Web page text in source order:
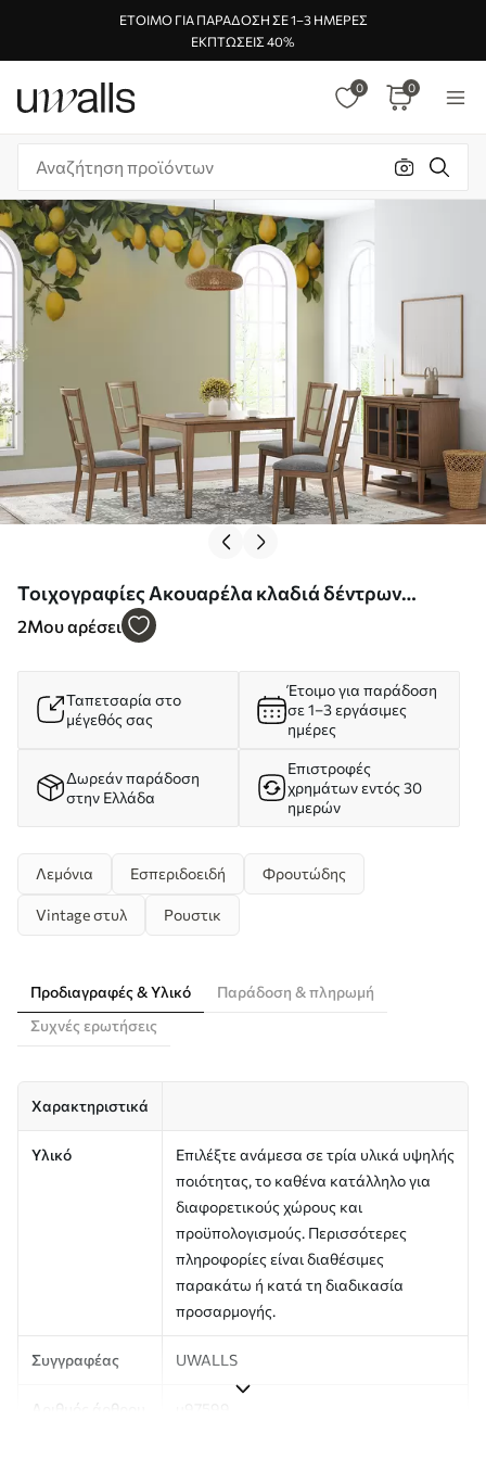
ΈΤΟΙΜΟ ΓΙΑ ΠΑΡΆΔΟΣΗ ΣΕ 1–3 ΗΜΈΡΕΣ
ΕΚΠΤΏΣΕΙΣ 40%
0 0
Τοιχογραφίες Ακουαρέλα κλαδιά δέντρων
λεμονιάς Nr. u97599
2Μου αρέσει
Ταπετσαρία στο
μέγεθός σας
Έτοιμο για παράδοση
σε 1–3 εργάσιμες
ημέρες
Δωρεάν παράδοση
στην Ελλάδα
Επιστροφές
χρημάτων εντός 30
ημερών
Λεμόνια Εσπεριδοειδή Φρουτώδης
Vintage στυλ Ρουστικ
Προδιαγραφές & Υλικό
Παράδοση & πληρωμή
Συχνές ερωτήσεις
Χαρακτηριστικά
Υλικό
Επιλέξτε ανάμεσα σε τρία υλικά υψηλής
ποιότητας, το καθένα κατάλληλο για
διαφορετικούς χώρους και
προϋπολογισμούς. Περισσότερες
πληροφορίες είναι διαθέσιμες
παρακάτω ή κατά τη διαδικασία
προσαρμογής.
Συγγραφέας UWALLS
Αριθμός άρθρου